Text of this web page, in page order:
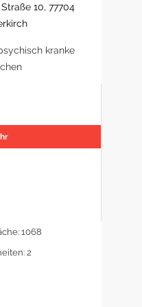
10, 77704
kranke
1068
2